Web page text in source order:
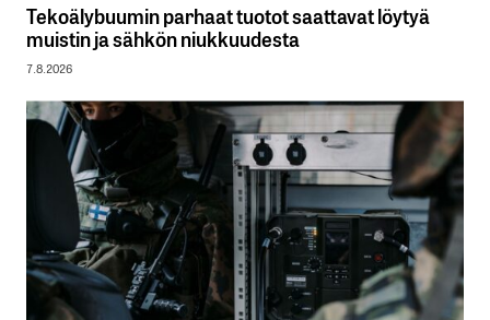
Tekoälybuumin parhaat tuotot saattavat löytyä
muistin ja sähkön niukkuudesta
7.8.2026